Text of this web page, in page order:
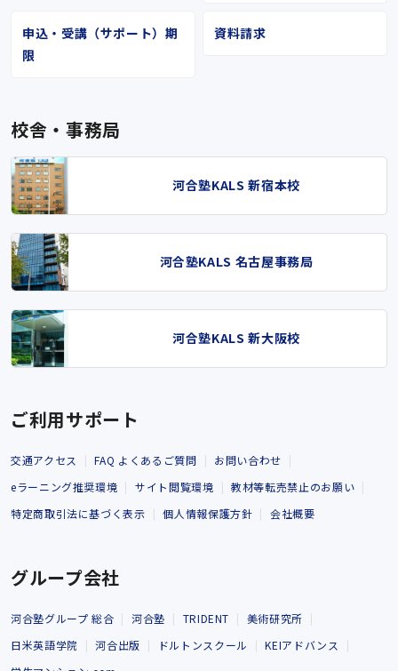
申込・受講（サポート）期
限
資料請求
校舎・事務局
河合塾KALS 新宿本校
河合塾KALS 名古屋事務局
河合塾KALS 新大阪校
ご利用サポート
交通アクセス FAQ よくあるご質問
お問い合わせ
eラーニング推奨環境
サイト閲覧環境
教材等転売禁止のお願い
特定商取引法に基づく表示
個人情報保護方針 会社概要
グループ会社
河合塾グループ 総合 河合塾 TRIDENT
美術研究所
日米英語学院
河合出版 ドルトンスクール
KEIアドバンス